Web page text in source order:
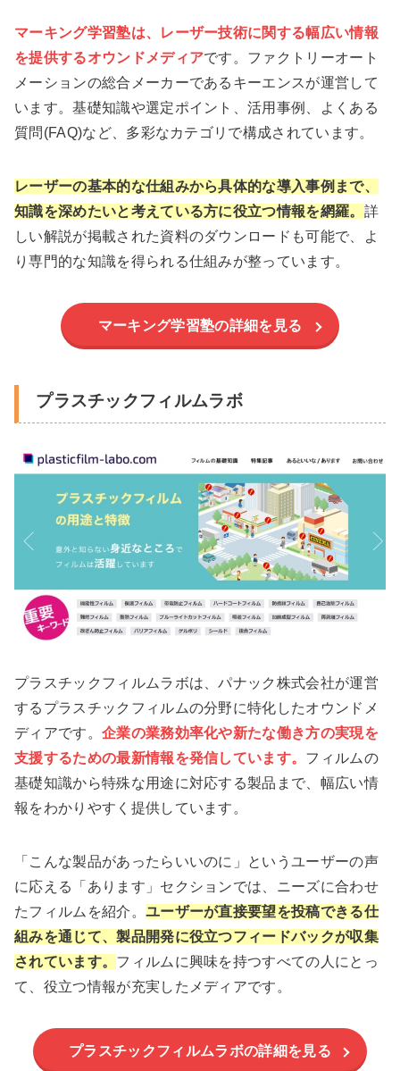
マーキング学習塾は、レーザー技術に関する幅広い情報
を提供するオウンドメディアです。ファクトリーオート
メーションの総合メーカーであるキーエンスが運営して
います。基礎知識や選定ポイント、活用事例、よくある
質問(FAQ)など、多彩なカテゴリで構成されています。
レーザーの基本的な仕組みから具体的な導入事例まで、
知識を深めたいと考えている方に役立つ情報を網羅。 詳
しい解説が掲載された資料のダウンロードも可能で、よ
り専門的な知識を得られる仕組みが整っています。
マーキング学習塾の詳細を見る
プラスチックフィルムラボ
プラスチックフィルムラボは、パナック株式会社が運営
するプラスチックフィルムの分野に特化したオウンドメ
ディアです。 企業の業務効率化や新たな働き方の実現を
支援するための最新情報を発信しています。 フィルムの
基礎知識から特殊な用途に対応する製品まで、幅広い情
報をわかりやすく提供しています。
「こんな製品があったらいいのに」というユーザーの声
に応える「あります」セクションでは、ニーズに合わせ
たフィルムを紹介。 ユーザーが直接要望を投稿できる仕
組みを通じて、製品開発に役立つフィードバックが収集
されています。 フィルムに興味を持つすべての人にとっ
て、役立つ情報が充実したメディアです。
プラスチックフィルムラボの詳細を見る